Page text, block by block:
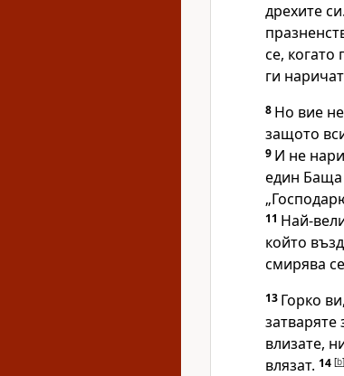
дрехите си.
се, когато
ги
8 Но вие
защото
9 И не
един
11 Най-
който
смирява
13 Горко
затваряте
влизате,
влязат. 14 [b]